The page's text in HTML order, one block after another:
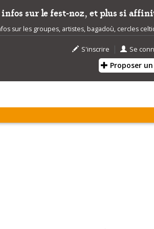
sur le fest-noz, et plus si
sur les groupes, artistes, bagadoù, cercles
S'inscrire | Se
Proposer